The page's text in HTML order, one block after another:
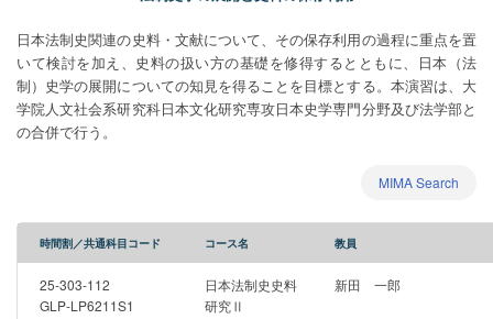
日本法制史関連の史料・文献について、その保存利用の過程に重点を置
いて検討を加え、史料の扱い方の基礎を修得するとともに、日本（法
制）史学の展開についての知見を得ることを目標とする。本演習は、大
学院人文社会系研究科日本文化研究専攻日本史学専門分野及び法学部と
の合併で行う。
MIMA Search
時間割／共通科目コード コース名 教員
25-303-112
GLP-LP6211S1
日本法制史史料
研究Ⅱ
新田 一郎